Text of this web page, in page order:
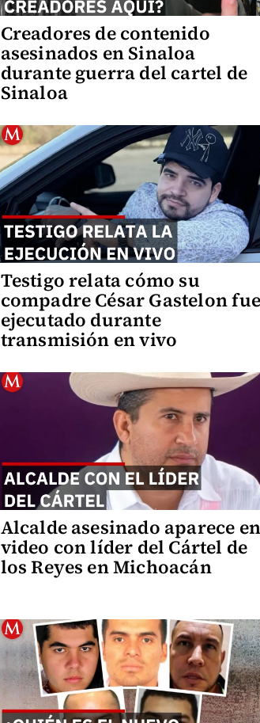
Creadores de contenido
asesinados en Sinaloa
durante guerra del cartel de
Sinaloa
Testigo relata cómo su
compadre César Gastelon fue
ejecutado durante
transmisión en vivo
Alcalde asesinado aparece en
video con líder del Cártel de
los Reyes en Michoacán